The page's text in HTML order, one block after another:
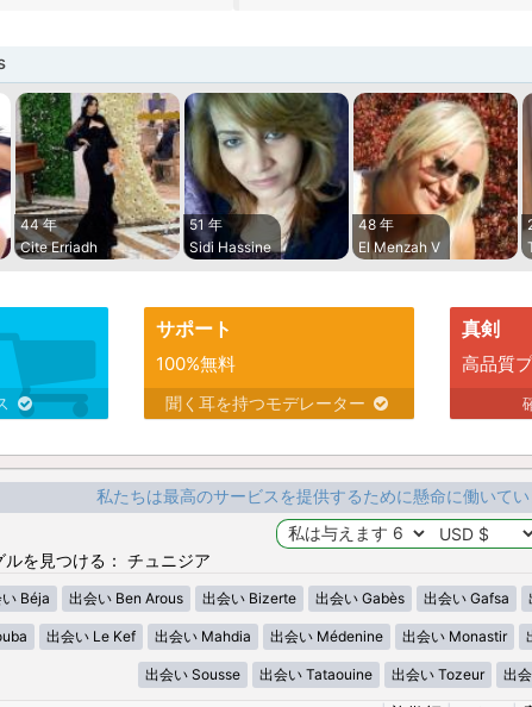
44 年
Cite Erriadh
51 年
Sidi Hassine
48 年
El Menzah V
サポート
100%無料
聞く耳を持つモデレーター
真剣
高品質
私たちは最高のサービスを提供するために懸命に働いて
を見つける： チュニジア
Béja 出会い Ben Arous 出会い Bizerte 出会い Gabès 出会い Gafsa
出会い Le Kef 出会い Mahdia 出会い Médenine 出会い Monastir
出会い Sousse 出会い Tataouine 出会い Tozeur 出